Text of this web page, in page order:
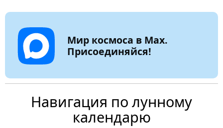
Мир космоса в Max.
Присоединяйся!
Навигация по лунному
календарю